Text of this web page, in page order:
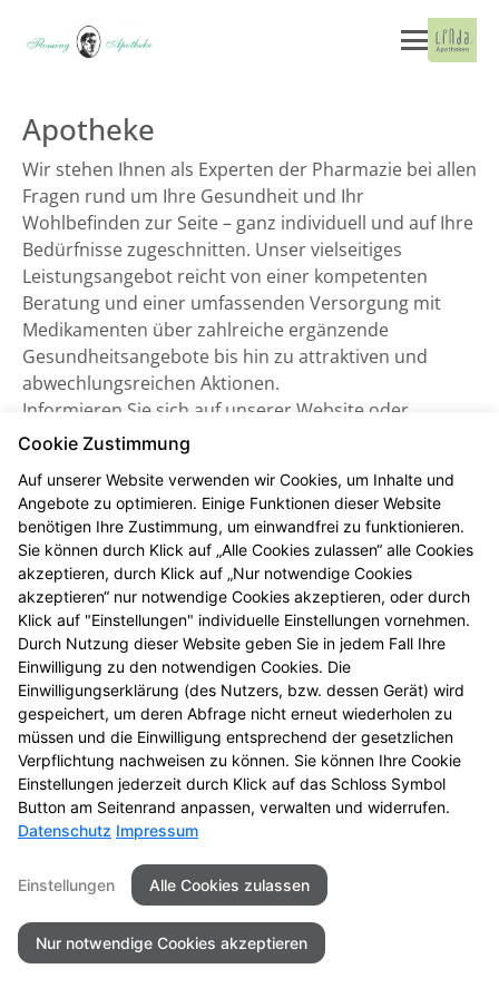
Apotheke
Wir stehen Ihnen als Experten der Pharmazie bei allen
Fragen rund um Ihre Gesundheit und Ihr
Wohlbefinden zur Seite – ganz individuell und auf Ihre
Bedürfnisse zugeschnitten. Unser vielseitiges
Leistungsangebot reicht von einer kompetenten
Beratung und einer umfassenden Versorgung mit
Medikamenten über zahlreiche ergänzende
Gesundheitsangebote bis hin zu attraktiven und
abwechlungsreichen Aktionen.
Informieren Sie sich auf unserer Website oder
besuchen Sie uns direkt vor Ort. Wir freuen uns auf
Kontakt Impressum
Datenschutz
Barrierefreiheit
© 2026 Fleming Apotheke
Cookie Zustimmung
Auf unserer Website verwenden wir Cookies, um Inhalte und
Angebote zu optimieren. Einige Funktionen dieser Website
benötigen Ihre Zustimmung, um einwandfrei zu funktionieren.
Sie können durch Klick auf „Alle Cookies zulassen“ alle Cookies
akzeptieren, durch Klick auf „Nur notwendige Cookies
akzeptieren“ nur notwendige Cookies akzeptieren, oder durch
Klick auf "Einstellungen" individuelle Einstellungen vornehmen.
Durch Nutzung dieser Website geben Sie in jedem Fall Ihre
Einwilligung zu den notwendigen Cookies. Die
Einwilligungserklärung (des Nutzers, bzw. dessen Gerät) wird
gespeichert, um deren Abfrage nicht erneut wiederholen zu
müssen und die Einwilligung entsprechend der gesetzlichen
Verpflichtung nachweisen zu können. Sie können Ihre Cookie
Einstellungen jederzeit durch Klick auf das Schloss Symbol
Button am Seitenrand anpassen, verwalten und widerrufen.
Datenschutz Impressum
Einstellungen Alle Cookies zulassen
Nur notwendige Cookies akzeptieren